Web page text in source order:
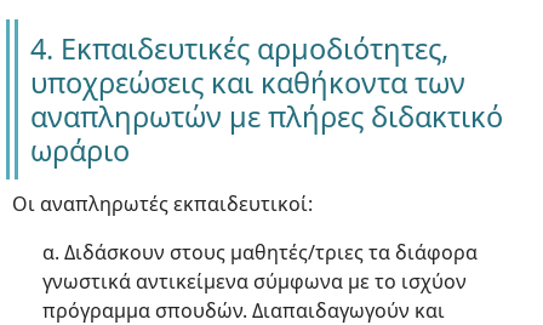
4. Εκπαιδευτικές αρμοδιότητες,
υποχρεώσεις και καθήκοντα των
αναπληρωτών με πλήρες διδακτικό
ωράριο
Οι αναπληρωτές εκπαιδευτικοί:
α. Διδάσκουν στους μαθητές/τριες τα διάφορα
γνωστικά αντικείμενα σύμφωνα με το ισχύον
πρόγραμμα σπουδών. Διαπαιδαγωγούν και